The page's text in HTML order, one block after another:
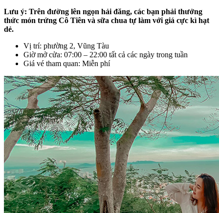
Lưu ý: Trên đường lên ngọn hải đăng, các bạn phải thưởng
thức món trứng Cô Tiên và sữa chua tự làm với giá cực kì hạt
dẻ.
Vị trí: phường 2, Vũng Tàu
Giờ mở cửa: 07:00 – 22:00 tất cả các ngày trong tuần
Giá vé tham quan: Miễn phí